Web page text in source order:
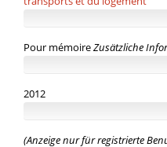
Pour mémoireZusätzliche
2012
(Anzeige nur für registrierte